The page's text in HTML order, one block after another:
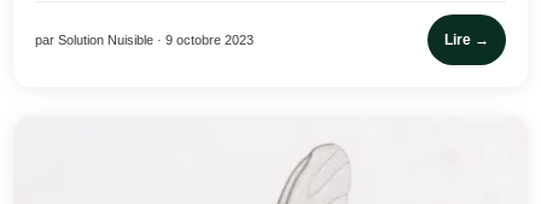
par Solution Nuisible · 9 octobre 2023 Lire →